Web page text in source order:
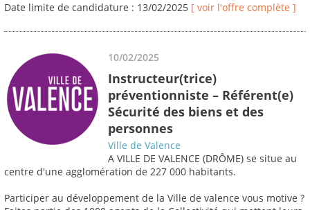
Date limite de candidature : 13/02/2025 [ voir l'offre complète ]
10/02/2025
Instructeur(trice)
préventionniste – Référent(e)
Sécurité des biens et des
personnes
Ville de Valence
A VILLE DE VALENCE (DRÔME) se situe au
centre d'une agglomération de 227 000 habitants.
Participer au développement de la Ville de valence vous motive ?